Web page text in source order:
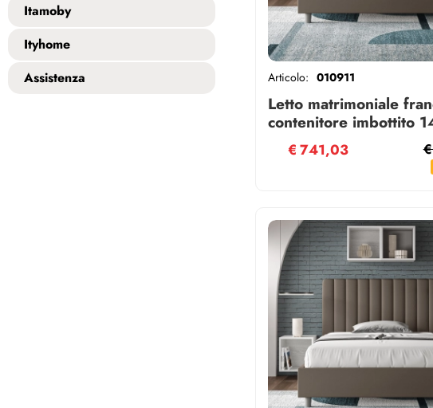
Itamoby
Ityhome
Assistenza
Letto matrimoniale
contenitore imbottito
similpelle cappuccino
Articolo: 010911
€741,03